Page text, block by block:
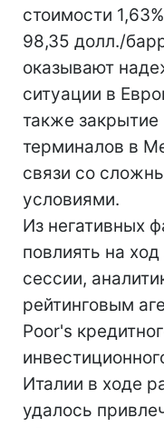
стоимости
98,35 долл./
оказывают
ситуации в
также
терминалов в
связи со
условиями.
Из негативных
повлиять на
сессии,
рейтинговым
Poor's
Италии в ходе
удалось